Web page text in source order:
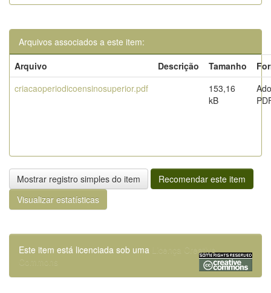
Arquivos associados a este item:
Arquivo
Descrição Tamanho
criacaoperiodicoensinosuperior.pdf
153,16
kB
Mostrar registro simples do item
Recomendar este item
Visualizar estatísticas
Este item está licenciada sob uma
Licença Creative
Commons